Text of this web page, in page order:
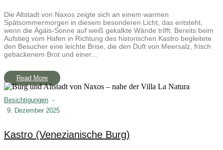
Die Altstadt von Naxos zeigte sich an einem warmen
Spätsommermorgen in diesem besonderen Licht, das entsteht,
wenn die Ägäis-Sonne auf weiß gekalkte Wände trifft. Bereits beim
Aufstieg vom Hafen in Richtung des historischen Kastro begleitete
den Besucher eine leichte Brise, die den Duft von Meersalz, frisch
gebackenem Brot und einer...
Read More
Besichtigungen -
9. Dezember 2025
Kastro (Venezianische Burg)